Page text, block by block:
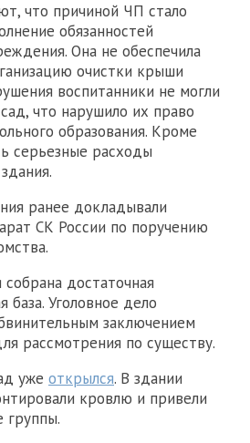
что причиной ЧП стало
обязанностей
Она не обеспечила
очистки крыши
воспитанники не могли
что нарушило их право
образования. Кроме
серьезные расходы
ранее докладывали
СК России по поручению
достаточная
база. Уголовное дело
заключением
рассмотрения по существу.
уже открылся. В здании
кровлю и привели
группы.